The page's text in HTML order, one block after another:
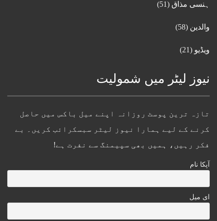
ہنسی مذاق (51)
والدین (58)
ویڈیو (21)
نیوز لیٹر میں شمولیت
تازہ ترین پوسٹ روزانہ اپنے میل باکس میں حاصل
کرنے کے لیے ہمارا نیوز لیٹر سبسکرائب کریں۔ بے
فکر رہیں، ہمیں بھی سپیمنگ سے نفرت ہے!
آپکا نام
ای میل